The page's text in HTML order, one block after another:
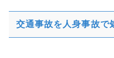
交通事故を人身事故で